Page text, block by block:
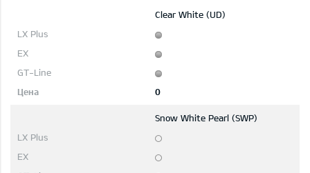
Clear White (UD)
0
Snow White Pearl (SWP)